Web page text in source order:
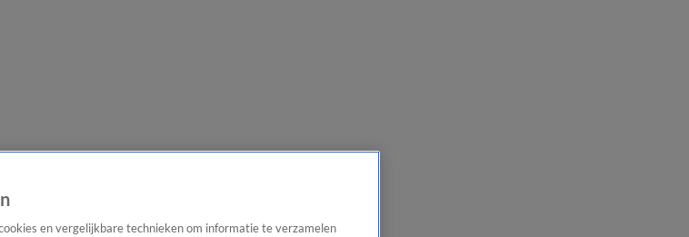
en vergelijkbare technieken om informatie te verzamelen